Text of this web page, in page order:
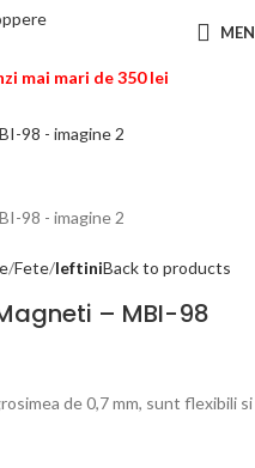
mai mari de 350 lei
Fete IeftiniBack to products
– MBI-98
de 0,7 mm, sunt flexibili si